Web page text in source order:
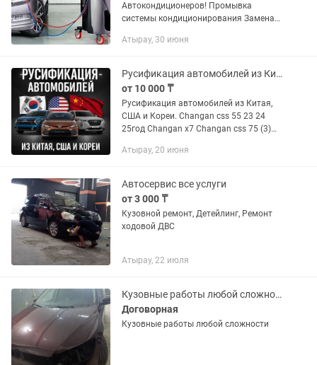
Автокондиционеров! Промывка
системы кондиционирования Замена
компрессора Переделывания с
Пайка радиатора и...
Атырау, 30 июня
Русификация автомобилей из Китая, Америки и Китая
от 10 000 ₸
Русификация автомобилей из Китая,
США и Кореи. Changan css 55 23 24
25год Changan x7 Changan css 75 (3)
Monza Kia hyundai кореец китай
Атырау, 20 июня
Автосервис все услуги
от 3 000 ₸
Кузовной ремонт, Детейлинг, Ремонт
ходовой ДВС
Атырау, 22 июля
Кузовные работы любой сложности
Договорная
Кузовные работы любой сложности